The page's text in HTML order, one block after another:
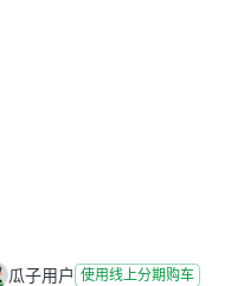
瓜子用户 使用线上分期购车